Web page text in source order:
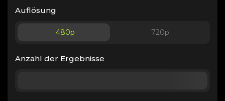
Auflösung
480p 720p
Anzahl der Ergebnisse